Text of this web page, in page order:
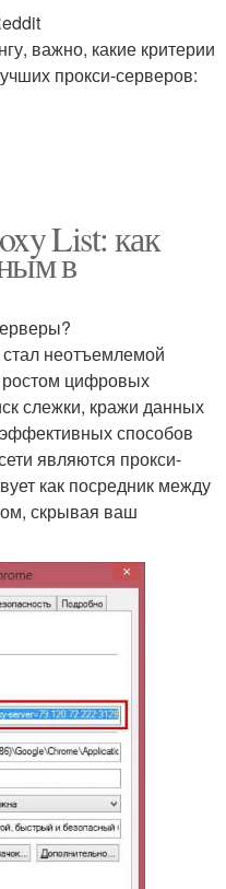
важно, какие критерии
прокси-серверов:
List: как
в
неотъемлемой
цифровых
слежки, кражи данных
способов
являются прокси-
как посредник между
скрывая ваш